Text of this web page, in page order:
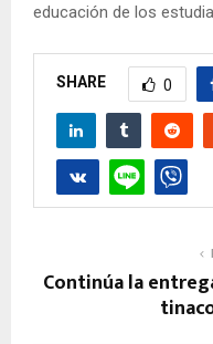
educación de los
SHARE 0
Continúa la